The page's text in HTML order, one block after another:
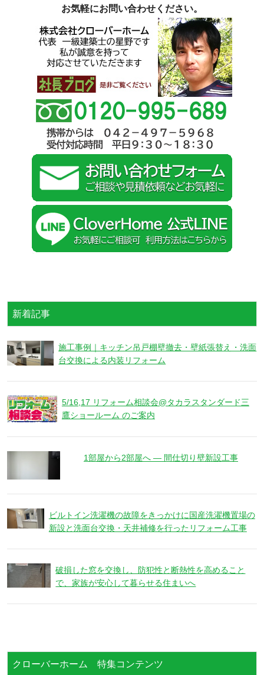
お気軽にお問い合わせください。
新着記事
施工事例｜キッチン吊戸棚壁撤去・壁紙張替え・洗面
台交換による内装リフォーム
5/16,17 リフォーム相談会@タカラスタンダード三
鷹ショールーム のご案内
1部屋から2部屋へ ― 間仕切り壁新設工事
ビルトイン洗濯機の故障をきっかけに国産洗濯機置場の
新設と洗面台交換・天井補修を行ったリフォーム工事
破損した窓を交換し、防犯性と断熱性を高めること
で、家族が安心して暮らせる住まいへ
クローバーホーム 特集コンテンツ